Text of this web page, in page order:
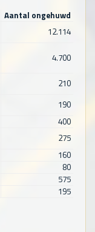
Aantal ongehuwd
12.114
4.700
210
190
400
275
160
80
575
195